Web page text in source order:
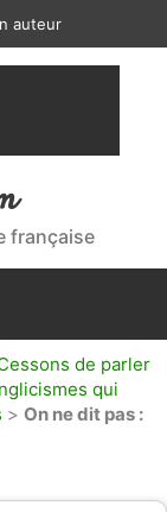
auteur
française
de parler
qui
> On ne dit pas :